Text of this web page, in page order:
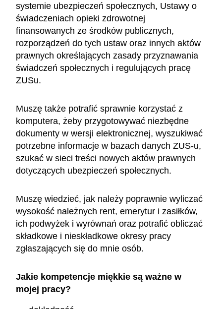
systemie ubezpieczeń społecznych, Ustawy o
świadczeniach opieki zdrowotnej
finansowanych ze środków publicznych,
rozporządzeń do tych ustaw oraz innych aktów
prawnych określających zasady przyznawania
świadczeń społecznych i regulujących pracę
ZUSu.
Muszę także potrafić sprawnie korzystać z
komputera, żeby przygotowywać niezbędne
dokumenty w wersji elektronicznej, wyszukiwać
potrzebne informacje w bazach danych ZUS-u,
szukać w sieci treści nowych aktów prawnych
dotyczących ubezpieczeń społecznych.
Muszę wiedzieć, jak należy poprawnie wyliczać
wysokość należnych rent, emerytur i zasiłków,
ich podwyżek i wyrównań oraz potrafić obliczać
składkowe i nieskładkowe okresy pracy
zgłaszających się do mnie osób.
Jakie kompetencje miękkie są ważne w
mojej pracy?